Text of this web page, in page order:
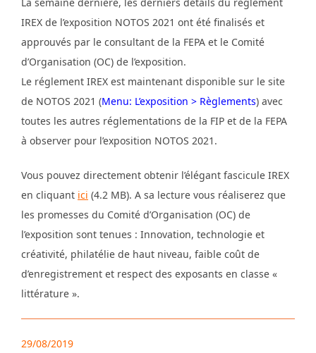
IREX de l’exposition NOTOS 2021 ont été finalisés et
approuvés par le consultant de la FEPA et le Comité
d’Organisation (OC) de l’exposition.
Le réglement IREX est maintenant disponible sur le site
de NOTOS 2021 (Menu: L’exposition > Règlements) avec
toutes les autres réglementations de la FIP et de la FEPA
à observer pour l’exposition NOTOS 2021.
Vous pouvez directement obtenir l’élégant fascicule IREX
en cliquant ici (4.2 MB). A sa lecture vous réaliserez que
les promesses du Comité d’Organisation (OC) de
l’exposition sont tenues : Innovation, technologie et
créativité, philatélie de haut niveau, faible coût de
d’enregistrement et respect des exposants en classe «
littérature ».
29/08/2019